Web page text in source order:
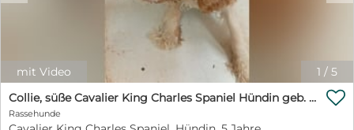
1 / 5
mit Video
Collie, süße Cavalier King Charles Spaniel Hündin geb. 12/2021
Rassehunde
